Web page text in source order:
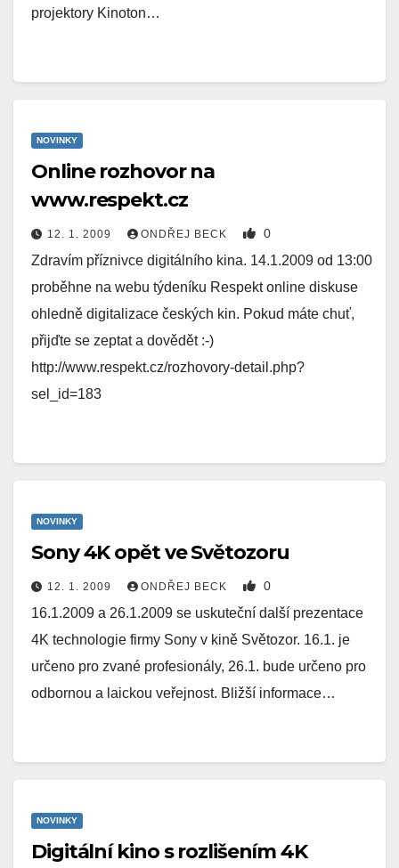
projektory Kinoton…
NOVINKY
Online rozhovor na
www.respekt.cz
12. 1. 2009 ONDŘEJ BECK 0
Zdravím příznivce digitálního kina. 14.1.2009 od 13:00
proběhne na webu týdeníku Respekt online diskuse
ohledně digitalizace českých kin. Pokud máte chuť,
přijďte se zeptat a dovědět :-)
http://www.respekt.cz/rozhovory-detail.php?
sel_id=183
NOVINKY
Sony 4K opět ve Světozoru
12. 1. 2009 ONDŘEJ BECK 0
16.1.2009 a 26.1.2009 se uskuteční další prezentace
4K technologie firmy Sony v kině Světozor. 16.1. je
určeno pro zvané profesionály, 26.1. bude určeno pro
odbornou a laickou veřejnost. Bližší informace…
NOVINKY
Digitální kino s rozlišením 4K